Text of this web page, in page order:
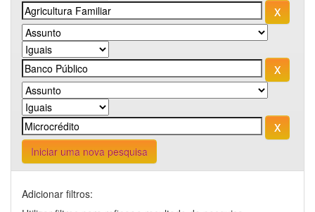
Iniciar uma nova pesquisa
Adicionar filtros: